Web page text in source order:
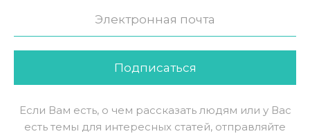
Подписаться
Если Вам есть, о чем рассказать людям или у Вас
есть темы для интересных статей, отправляйте